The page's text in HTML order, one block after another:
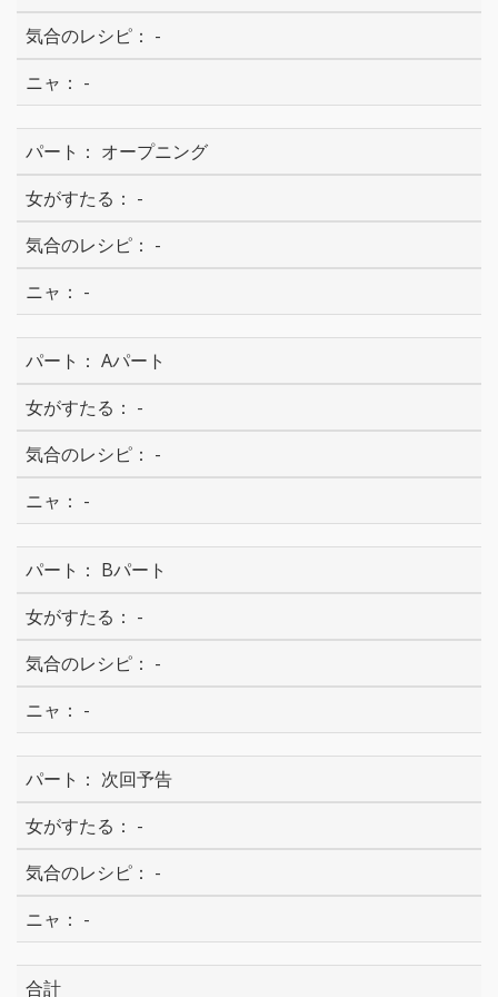
-
-
オープニング
-
-
-
Aパート
-
-
-
Bパート
-
-
-
次回予告
-
-
-
合計